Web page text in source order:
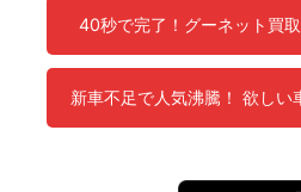
40秒で完了！グーネット買
新車不足で人気沸騰！ 欲し